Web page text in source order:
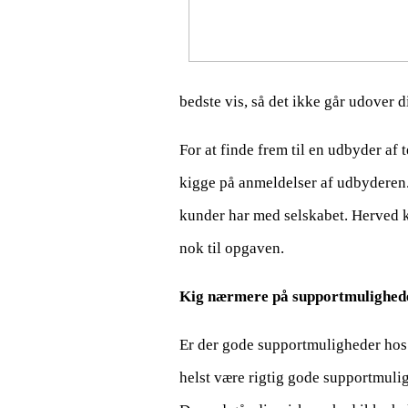
bedste vis, så det ikke går udover
For at finde frem til en udbyder
kigge på anmeldelser af
kunder har med selskabet.
nok til opgaven.
Kig nærmere på
Er der gode supportmuligheder
helst være rigtig gode